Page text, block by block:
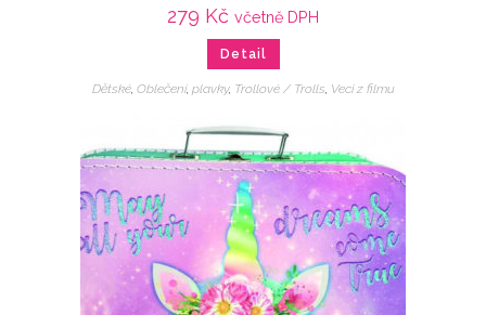
279 Kč včetně DPH
Detail
Dětské, Oblečení, plavky, Trollové / Trolls, Veci z filmu